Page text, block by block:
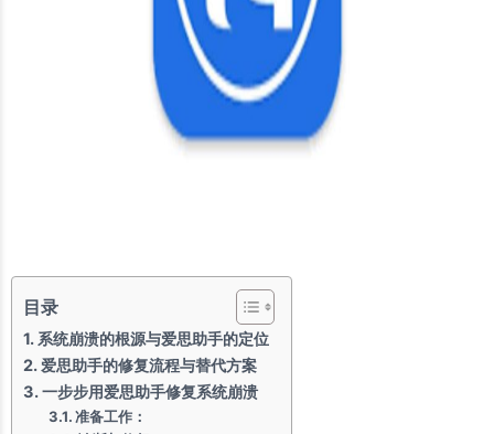
目录
系统崩溃的根源与爱思助手的定位
爱思助手的修复流程与替代方案
一步步用爱思助手修复系统崩溃
准备工作：